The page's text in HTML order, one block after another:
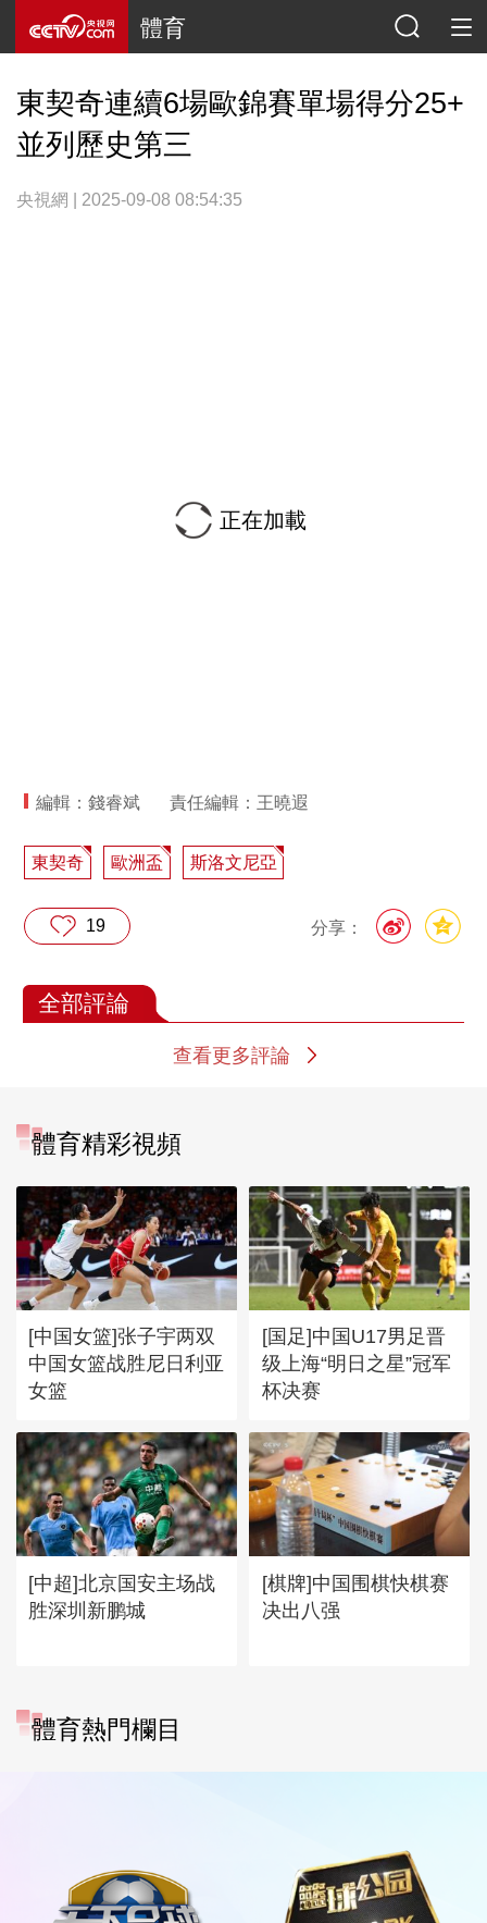
體育
東契奇連續6場歐錦賽單場得分25+
並列歷史第三
央視網 | 2025-09-08 08:54:35
正在加載
編輯：錢睿斌 責任編輯：王曉遐
東契奇 歐洲盃 斯洛文尼亞
分享：
19
全部評論
查看更多評論
體育精彩視頻
[中国女篮]张子宇两双
中国女篮战胜尼日利亚
女篮
[国足]中国U17男足晋
级上海“明日之星”冠军
杯决赛
[中超]北京国安主场战
胜深圳新鹏城
[棋牌]中国围棋快棋赛
决出八强
體育熱門欄目